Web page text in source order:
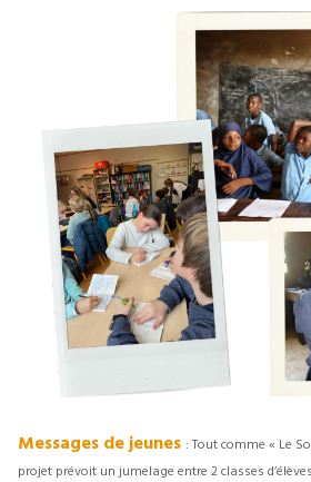
Messages de jeunes : Tout comme « Le
projet prévoit un jumelage entre 2 classes